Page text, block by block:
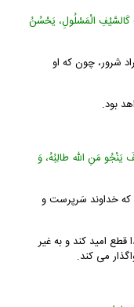
كَالسَّیْفِ الْمَسْلُولِ، یَحْسُنُ
شرور، چون كه او
بود.
یَنْجُو مَنِ اللّه طالِبُهُ، وَ
كه خداوند سَرپرست و
امید كند و به غیر
مى كند.